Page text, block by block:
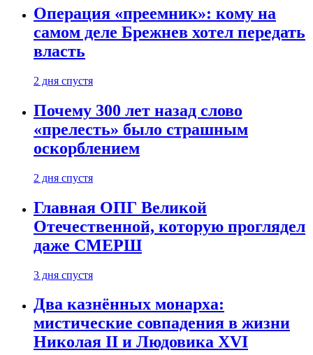
Операция «преемник»: кому на
самом деле Брежнев хотел передать
власть
2 дня спустя
Почему 300 лет назад слово
«прелесть» было страшным
оскорблением
2 дня спустя
Главная ОПГ Великой
Отечественной, которую проглядел
даже СМЕРШ
3 дня спустя
Два казнённых монарха:
мистические совпадения в жизни
Николая II и Людовика XVI